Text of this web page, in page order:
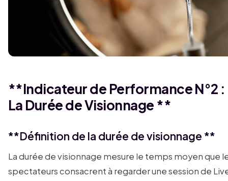
**Indicateur de Performance N°2 :
La Durée de Visionnage **
**Définition de la durée de visionnage **
La durée de visionnage mesure le temps moyen que
spectateurs consacrent à regarder une session de